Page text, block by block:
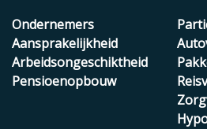
Ondernemers
Aansprakelijkheid
Arbeidsongeschiktheid
Pensioenopbouw